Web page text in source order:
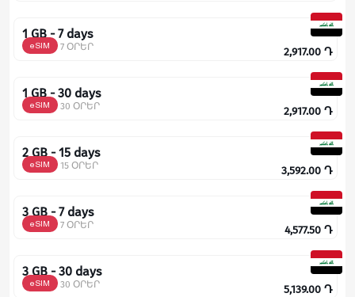
1 GB - 7 days
eSIM 7 ՕՐԵՐ 2,917.00 Դ
1 GB - 30 days
eSIM 30 ՕՐԵՐ 2,917.00 Դ
2 GB - 15 days
eSIM 15 ՕՐԵՐ 3,592.00 Դ
3 GB - 7 days
eSIM 7 ՕՐԵՐ 4,577.50 Դ
3 GB - 30 days
eSIM 30 ՕՐԵՐ 5,139.00 Դ